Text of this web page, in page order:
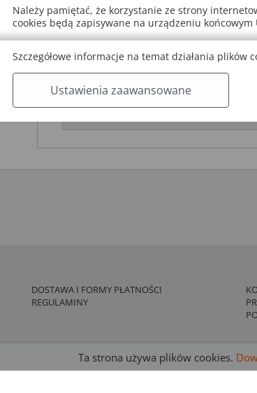
jeszcze w bazie GWO, wypełnij i
zaświadczenie, że uczysz w szkole.
na rok
DOSTAWA I FORMY PŁATNOŚCI
REGULAMINY
Ta
Copyright © by Gdańskie Wydawnictwo Oświatowe 2026
Ta strona używa plików cookies.
Należy pamiętać, że korzystanie ze strony
cookies będą zapisywane na urządzeniu końcowym
Szczegółowe informacje na temat działania plików
Ustawienia zaawansowane